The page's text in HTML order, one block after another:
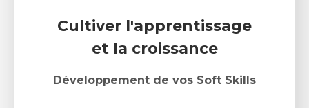
Cultiver l'apprentissage
et la croissance
Développement de vos Soft Skills